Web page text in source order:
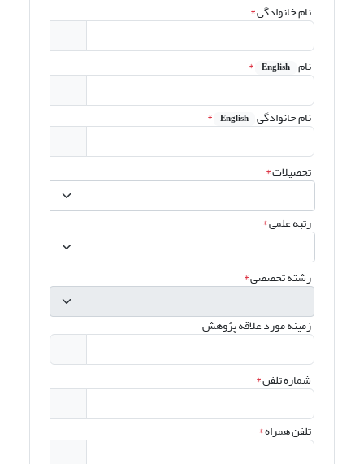
نام خانوادگی*
نام English
*
نام خانوادگی English
*
تحصیلات*
رتبه علمی*
رشته تخصصی*
زمینه مورد علاقه پژوهش
شماره تلفن*
تلفن همراه*